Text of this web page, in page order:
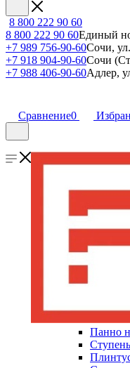
8 800 222 90 60
8 800 222 90 60Единый
+7 989 756-90-60Сочи,
+7 918 904-90-60Сочи
+7 988 406-90-60Адлер,
Сравнение0
Панно
Ступень